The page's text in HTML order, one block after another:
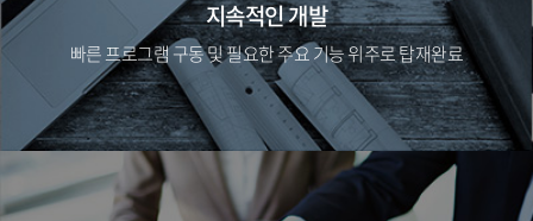
지속적인 개발
빠른 프로그램 구동 및 필요한 주요 기능 위주로 탑재완료